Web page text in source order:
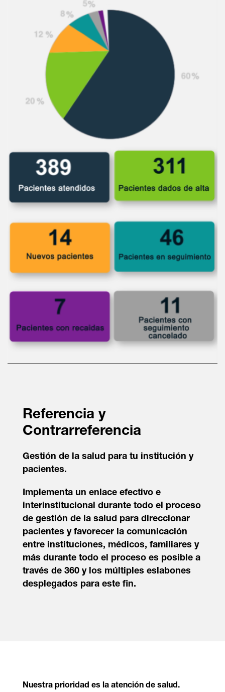
Referencia y
Contrarreferencia
Gestión de la salud para tu institución y
pacientes.
Implementa un enlace efectivo e
interinstitucional durante todo el proceso
de gestión de la salud para direccionar
pacientes y favorecer la comunicación
entre instituciones, médicos, familiares y
más durante todo el proceso es posible a
través de 360 y los múltiples eslabones
desplegados para este fin.
Nuestra prioridad es la atención de salud.